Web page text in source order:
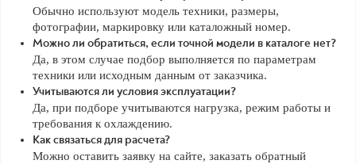
Обычно используют модель техники, размеры,
фотографии, маркировку или каталожный номер.
Можно ли обратиться, если точной модели в каталоге нет?
Да, в этом случае подбор выполняется по параметрам
техники или исходным данным от заказчика.
Учитываются ли условия эксплуатации?
Да, при подборе учитываются нагрузка, режим работы и
требования к охлаждению.
Как связаться для расчета?
Можно оставить заявку на сайте, заказать обратный